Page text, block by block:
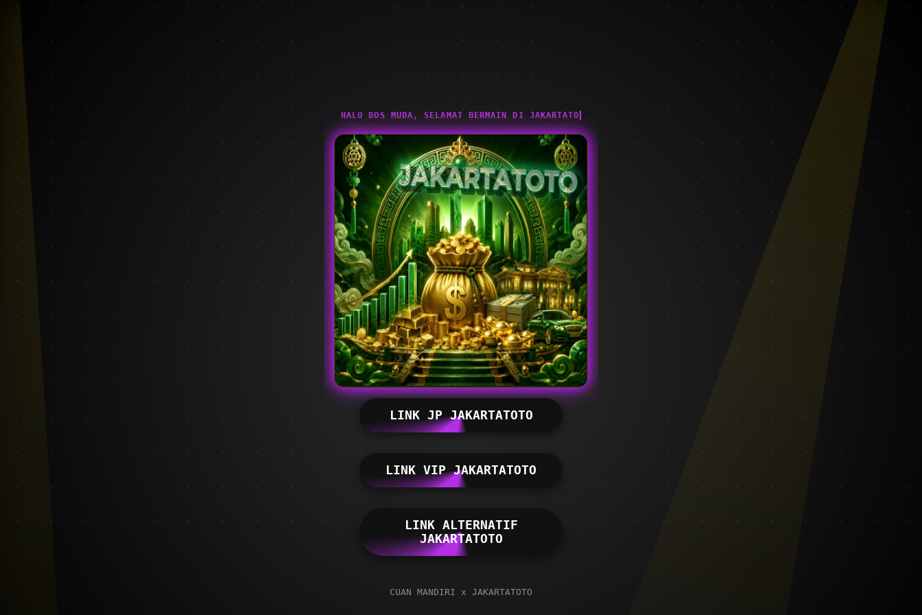
HALO BOS MUDA, SELAMAT BERMAIN DI JAKARTATOTO
LINK JP JAKARTATOTO
LINK VIP JAKARTATOTO
LINK ALTERNATIF
JAKARTATOTO
CUAN MANDIRI x JAKARTATOTO